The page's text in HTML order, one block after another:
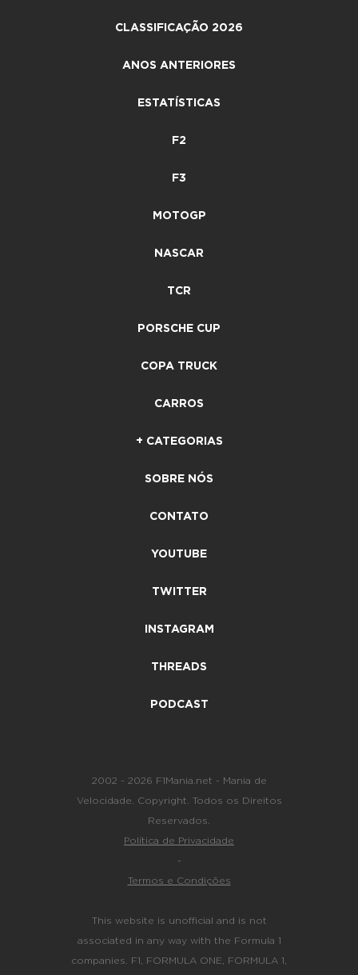
CLASSIFICAÇÃO 2026
ANOS ANTERIORES
ESTATÍSTICAS
F2
F3
MOTOGP
NASCAR
TCR
PORSCHE CUP
COPA TRUCK
CARROS
+ CATEGORIAS
SOBRE NÓS
CONTATO
YOUTUBE
TWITTER
INSTAGRAM
THREADS
PODCAST
2002 - 2026 F1Mania.net - Mania de
Velocidade. Copyright. Todos os Direitos
Reservados.
Política de Privacidade
-
Termos e Condições
This website is unofficial and is not
associated in any way with the Formula 1
companies. F1, FORMULA ONE, FORMULA 1,